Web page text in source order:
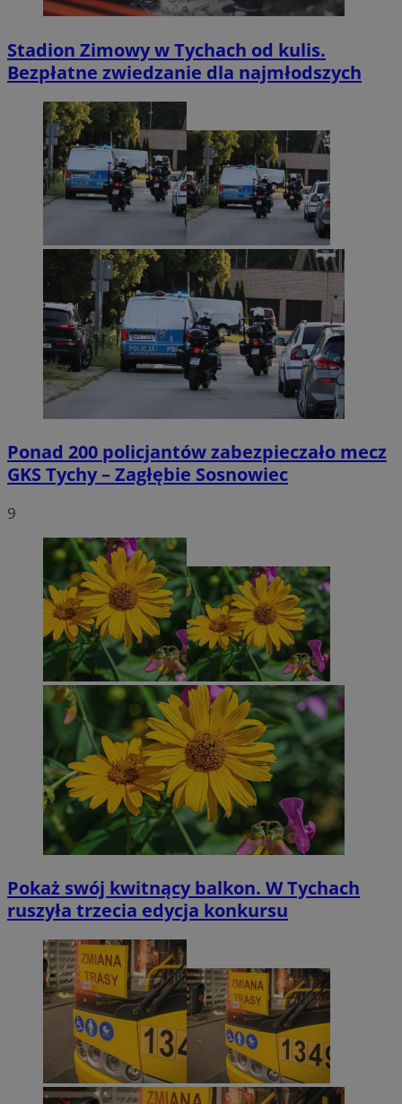
Stadion Zimowy w Tychach od kulis.
Bezpłatne zwiedzanie dla najmłodszych
Ponad 200 policjantów zabezpieczało mecz
GKS Tychy – Zagłębie Sosnowiec
9
Pokaż swój kwitnący balkon. W Tychach
ruszyła trzecia edycja konkursu